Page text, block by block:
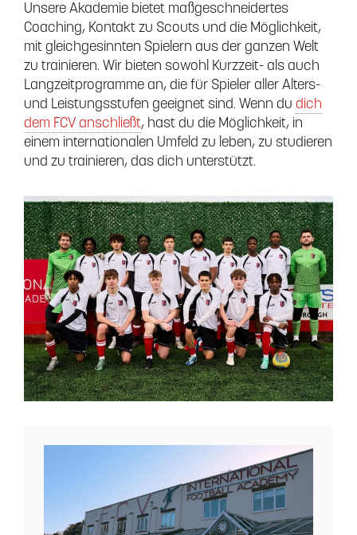
Unsere Akademie bietet maßgeschneidertes
Coaching, Kontakt zu Scouts und die Möglichkeit,
mit gleichgesinnten Spielern aus der ganzen Welt
zu trainieren. Wir bieten sowohl Kurzzeit- als auch
Langzeitprogramme an, die für Spieler aller Alters-
und Leistungsstufen geeignet sind. Wenn du dich
dem FCV anschließt, hast du die Möglichkeit, in
einem internationalen Umfeld zu leben, zu studieren
und zu trainieren, das dich unterstützt.